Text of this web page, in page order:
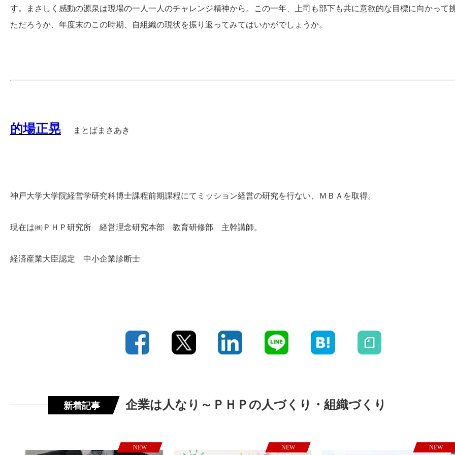
す。まさしく感動の源泉は現場の一人一人のチャレンジ精神から。この一年、上司も部下も共に意欲的な目標に向かって
ただろうか、年度末のこの時期、自組織の現状を振り返ってみてはいかがでしょうか。
的場正晃 まとばまさあき
神戸大学大学院経営学研究科博士課程前期課程にてミッション経営の研究を行ない、ＭＢＡを取得。
現在は㈱ＰＨＰ研究所 経営理念研究本部 教育研修部 主幹講師。
経済産業大臣認定 中小企業診断士
新着記事 企業は人なり～ＰＨＰの人づくり・組織づくり
NEW NEW NEW